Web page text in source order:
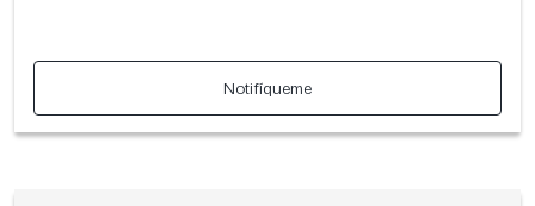
Notifíqueme